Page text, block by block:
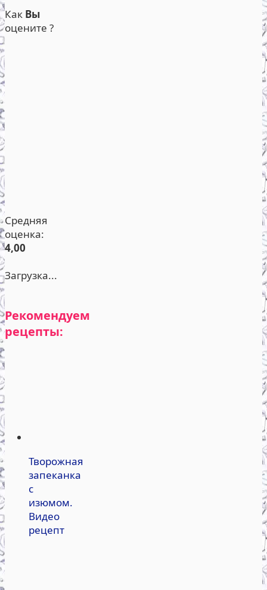
Как Вы
оцените ?
Средняя
оценка:
4,00
Загрузка...
Рекомендуем
рецепты:
Творожная
запеканка
с
изюмом.
Видео
рецепт